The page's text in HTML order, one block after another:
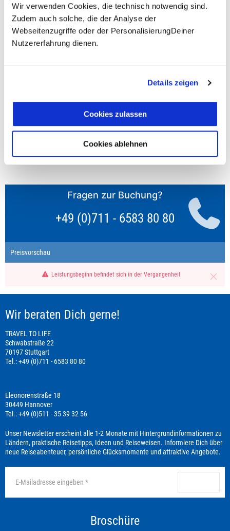
Wir verwenden Cookies, die technisch notwendig sind.
Zudem auch solche, die der Analyse der
Webseitenzugriffe oder der PersonalisierungDeiner
Nutzererfahrung dienen.
Details zeigen
Cookies zulassen
Cookies ablehnen
prüfen
Personen teilen sich die Unterkunft. Wir berechnen (je
reduzierten oder den gesamten Einzelzimmerzuschlag.
Finden wir eine/n Partner/in, dann erhältst Du den
Zuschlag zurück.
Unsere Reisen und Seminare sind nicht barrierefrei.
Fragen zur Buchung?
+49 (0)711 - 6583 80 80
Preisvorschau
Leistungsbeginn befindet sich in der Vergangenheit
Wir beraten Dich gerne!
TRAVEL TO LIFE
Schwabstraße 22
70197 Stuttgart
Tel.: +49 (0)711 - 6583 80 80
Eleonorenstraße 18
30449 Hannover
Tel.: +49 (0)511 - 35 39 32 56
Unser Newsletter erscheint alle 1-2 Monate mit Hintergrundinformationen zu
Ländern, praktische Reisetipps, Ideen und Reiseweisen. Informiere Dich über
neue Reiseabenteuer, persönliche Glücksmomente und attraktive Angebote.
Broschüre